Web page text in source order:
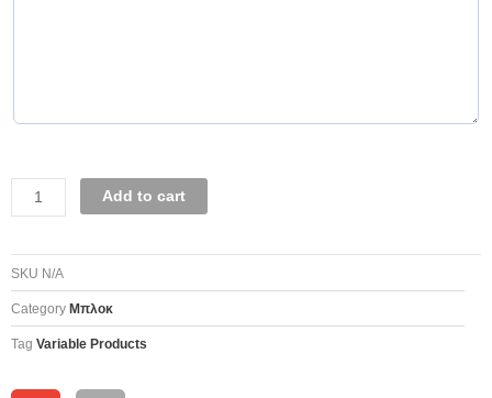
Add to cart
SKU N/A
Category Μπλοκ
Tag Variable Products